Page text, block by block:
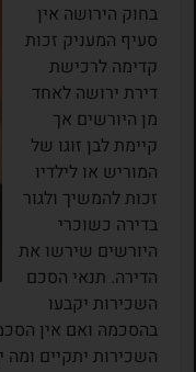
בחוק הירושה אין
סעיף המעניק זכות
קדימה לרכישת
דירת ירושה לאחד
מן היורשים אך
קיימת לבן זוגו של
המוריש או לילדיו
זכות להמשיך ולגור
בדירה כשוכרי
היורשים שירשו את
הדירה. תנאי הסכם
השכירות יקבעו
בהסכמה ואם אין
השכירות יתקיים ומה